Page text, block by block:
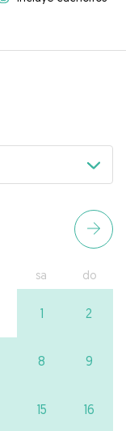
sa do
1 2
8 9
15 16